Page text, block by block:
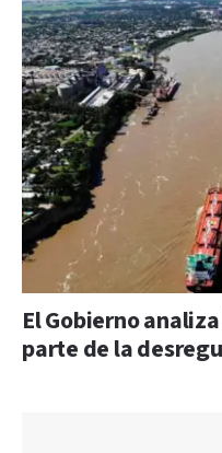
El Gobierno
parte de la